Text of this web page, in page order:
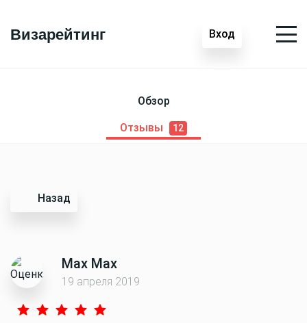
Визарейтинг Вход
Обзор
Отзывы 12
Назад
Max Max
19 апреля 2019